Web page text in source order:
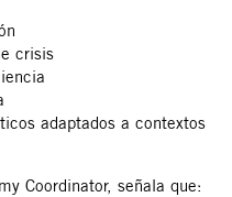
crisis
adaptados a contextos
Coordinator, señala que: